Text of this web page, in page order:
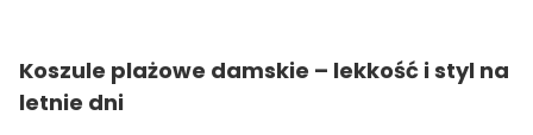
Koszule plażowe damskie – lekkość i styl na
letnie dni